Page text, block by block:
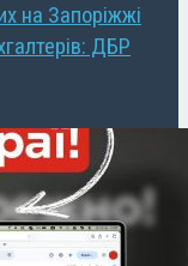
на Запоріжжі
ДБР